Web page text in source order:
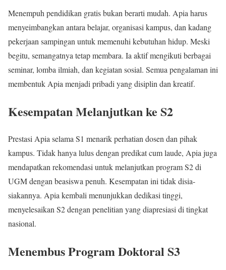
Menempuh pendidikan gratis bukan berarti mudah. Apia harus
menyeimbangkan antara belajar, organisasi kampus, dan kadang
pekerjaan sampingan untuk memenuhi kebutuhan hidup. Meski
begitu, semangatnya tetap membara. Ia aktif mengikuti berbagai
seminar, lomba ilmiah, dan kegiatan sosial. Semua pengalaman ini
membentuk Apia menjadi pribadi yang disiplin dan kreatif.
Kesempatan Melanjutkan ke S2
Prestasi Apia selama S1 menarik perhatian dosen dan pihak
kampus. Tidak hanya lulus dengan predikat cum laude, Apia juga
mendapatkan rekomendasi untuk melanjutkan program S2 di
UGM dengan beasiswa penuh. Kesempatan ini tidak disia-
siakannya. Apia kembali menunjukkan dedikasi tinggi,
menyelesaikan S2 dengan penelitian yang diapresiasi di tingkat
nasional.
Menembus Program Doktoral S3